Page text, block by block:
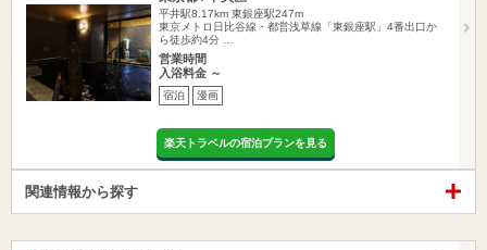
平井駅8.17km 東銀座駅247m
東京メトロ日比谷線・都営浅草線「東銀座駅」4番出口か
ら徒歩約4分 …
営業時間
入浴料金 ～
宿泊 漫画
楽天トラベルの宿泊プランを見る
関連情報から探す